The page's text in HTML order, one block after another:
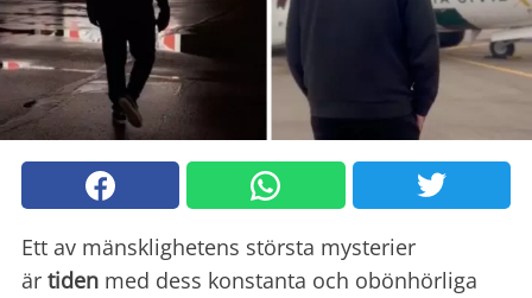
Ett av mänsklighetens största mysterier
är tiden med dess konstanta och obönhörliga